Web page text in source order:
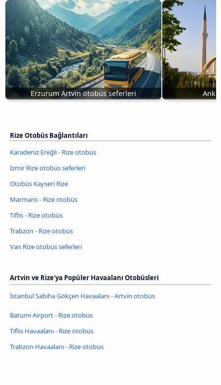
Erzurum Artvin otobüs seferleri
Rize Otobüs Bağlantıları
Karadeniz Ereğli - Rize otobüs
İzmir Rize otobüs seferleri
Otobüs Kayseri Rize
Marmaris - Rize otobüs
Tiflis - Rize otobüs
Trabzon - Rize otobüs
Van Rize otobüs seferleri
Artvin ve Rize'ya Popüler Havaalanı Otobüsleri
İstanbul Sabiha Gökçen Havaalanı - Artvin otobüs
Batumi Airport - Rize otobüs
Tiflis Havaalanı - Rize otobüs
Trabzon Havaalanı - Rize otobüs